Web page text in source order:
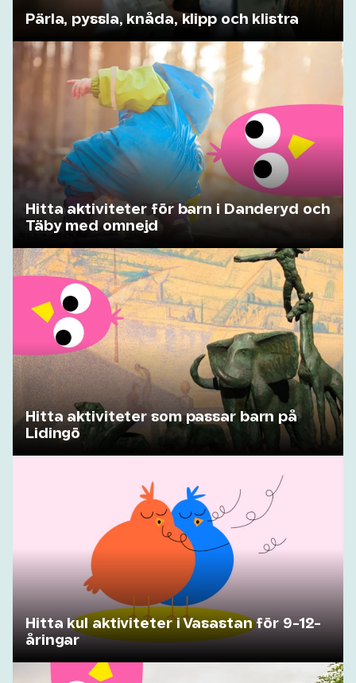
Pärla, pyssla, knåda, klipp och klistra
Hitta aktiviteter för barn i Danderyd och
Täby med omnejd
Hitta aktiviteter som passar barn på
Lidingö
Hitta kul aktiviteter i Vasastan för 9-12-
åringar